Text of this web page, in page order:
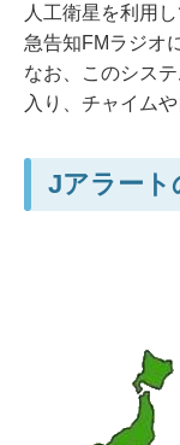
人工衛星を利用
急告知FMラジオ
なお、このシス
入り、チャイム
Jアラート